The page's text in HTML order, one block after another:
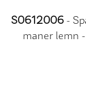
S0612006-
maner lemn